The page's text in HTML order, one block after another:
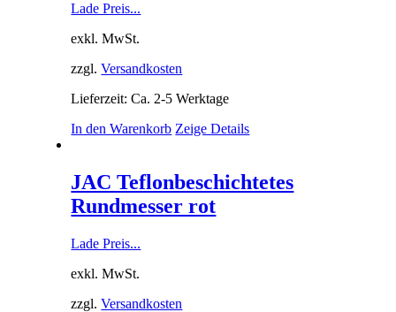
Lade Preis...
exkl. MwSt.
zzgl.Versandkosten
Lieferzeit: Ca. 2-5 Werktage
In den Warenkorb Zeige Details
JAC Teflonbeschichtetes
Rundmesser rot
Lade Preis...
exkl. MwSt.
zzgl.Versandkosten